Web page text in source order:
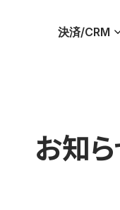
決済/CRM
お知